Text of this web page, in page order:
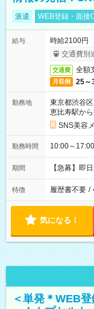
派遣 WEB登録・面接
給与
時給2100円
交通費別
交通費 全額
月収例 25～
勤務地
東京都渋谷区
恵比寿駅か
SNS美容
勤務時間 10:00～
期間 【急募】即
特徴 履歴書不要 /
気になる！
＜単発＊WEB